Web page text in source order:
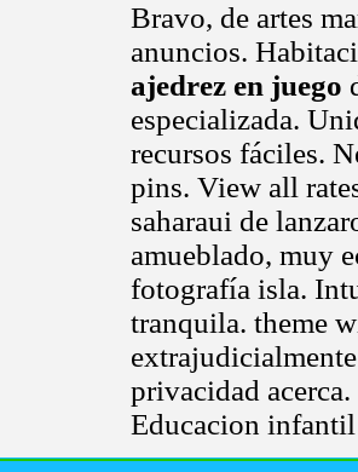
Bravo, de artes
anuncios.
ajedrez en juego
especializada.
recursos fáciles.
pins. View all
saharaui de
amueblado, muy
fotografía isla.
tranquila. theme
privacidad
Educacion infantil